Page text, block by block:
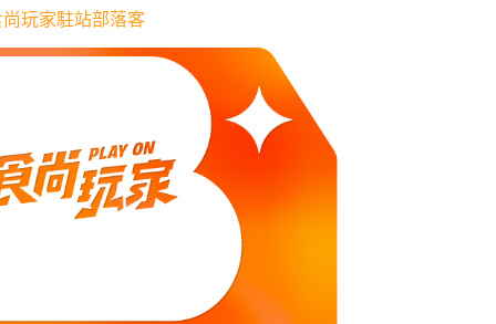
尚玩家駐站部落客